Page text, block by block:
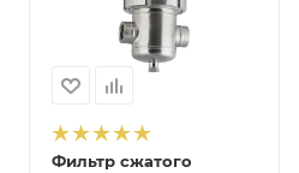
Фильтр сжатого